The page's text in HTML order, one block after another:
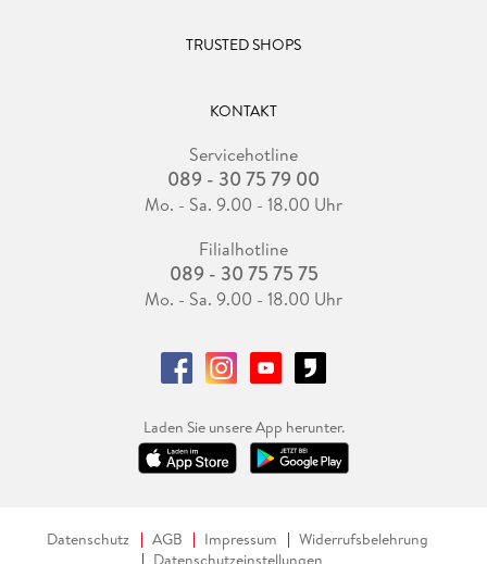
TRUSTED SHOPS
KONTAKT
Servicehotline
089 - 30 75 79 00
Mo. - Sa. 9.00 - 18.00 Uhr
Filialhotline
089 - 30 75 75 75
Mo. - Sa. 9.00 - 18.00 Uhr
Laden Sie unsere App herunter.
Datenschutz AGB Impressum
Widerrufsbelehrung
Datenschutzeinstellungen